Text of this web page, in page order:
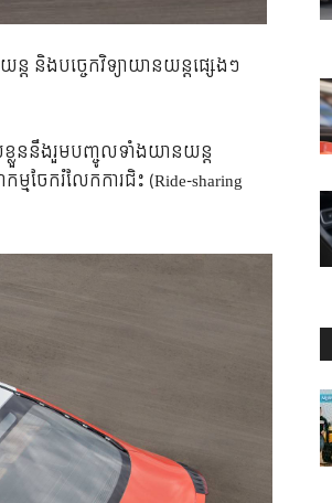
និងបច្ចេកវិទ្យាយានយន្តផ្សេងៗ
លួននឹងរួមបញ្ចូលទាំងយានយន្ត
មចែករំលែកការជិះ (Ride-sharing